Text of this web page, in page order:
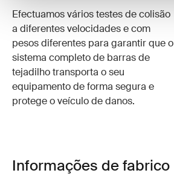
Efectuamos vários testes de colisão
a diferentes velocidades e com
pesos diferentes para garantir que o
sistema completo de barras de
tejadilho transporta o seu
equipamento de forma segura e
protege o veículo de danos.
Informações de fabrico